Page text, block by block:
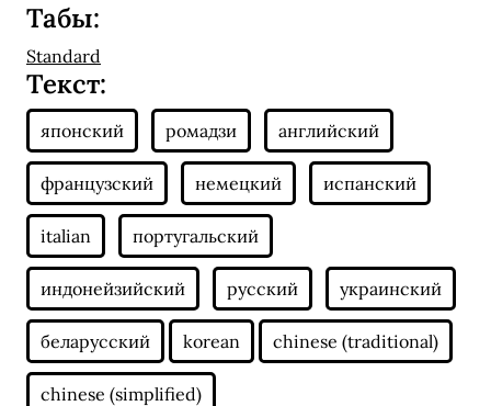
Табы:
Standard
Текст: